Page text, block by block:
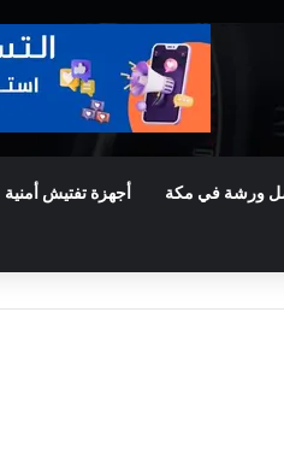
ورشة في مكة أجهزة تفتيش أمنية